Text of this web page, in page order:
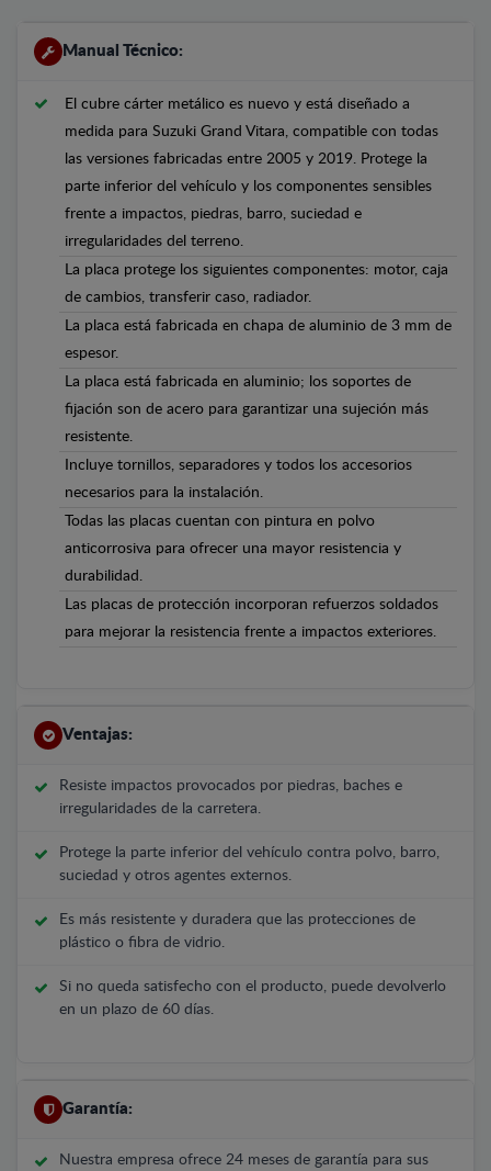
Manual Técnico:
El cubre cárter metálico es nuevo y está diseñado a
medida para Suzuki Grand Vitara, compatible con todas
las versiones fabricadas entre 2005 y 2019. Protege la
parte inferior del vehículo y los componentes sensibles
frente a impactos, piedras, barro, suciedad e
irregularidades del terreno.
La placa protege los siguientes componentes: motor, caja
de cambios, transferir caso, radiador.
La placa está fabricada en chapa de aluminio de 3 mm de
espesor.
La placa está fabricada en aluminio; los soportes de
fijación son de acero para garantizar una sujeción más
resistente.
Incluye tornillos, separadores y todos los accesorios
necesarios para la instalación.
Todas las placas cuentan con pintura en polvo
anticorrosiva para ofrecer una mayor resistencia y
durabilidad.
Las placas de protección incorporan refuerzos soldados
para mejorar la resistencia frente a impactos exteriores.
Ventajas:
Resiste impactos provocados por piedras, baches e
irregularidades de la carretera.
Protege la parte inferior del vehículo contra polvo, barro,
suciedad y otros agentes externos.
Es más resistente y duradera que las protecciones de
plástico o fibra de vidrio.
Si no queda satisfecho con el producto, puede devolverlo
en un plazo de 60 días.
Garantía:
Nuestra empresa ofrece 24 meses de garantía para sus